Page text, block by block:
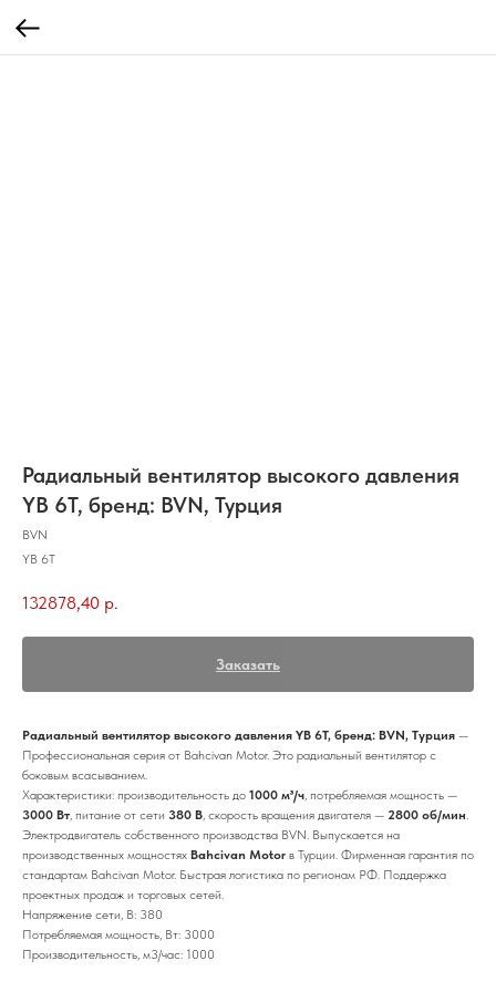
Радиальный вентилятор высокого давления
YB 6T, бренд: BVN, Турция
BVN
YB 6T
132878,40 р.
Заказать
Радиальный вентилятор высокого давления YB 6T, бренд: BVN, Турция —
Профессиональная серия от Bahcivan Motor. Это радиальный вентилятор с
боковым всасыванием.
Характеристики: производительность до 1000 м³/ч, потребляемая мощность —
3000 Вт, питание от сети 380 В, скорость вращения двигателя — 2800 об/мин.
Электродвигатель собственного производства BVN. Выпускается на
производственных мощностях Bahcivan Motor в Турции. Фирменная гарантия по
стандартам Bahcivan Motor. Быстрая логистика по регионам РФ. Поддержка
проектных продаж и торговых сетей.
Напряжение сети, В: 380
Потребляемая мощность, Вт: 3000
Производительность, м3/час: 1000